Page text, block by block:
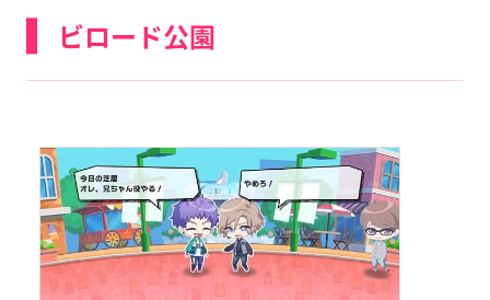
ビロード公園